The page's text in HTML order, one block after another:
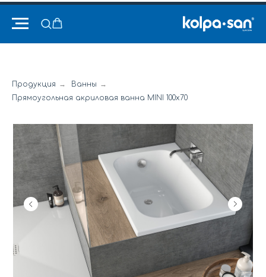
Продукция → Ванны →
Прямоугольная акриловая ванна MINI 100x70